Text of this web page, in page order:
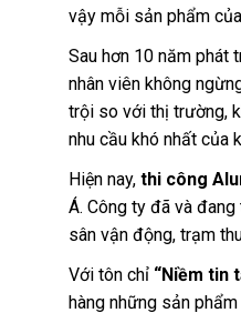
vậy mỗi sản phẩm
Sau hơn 10 năm phát
nhân viên không
trội so với thị trường,
nhu cầu khó nhất của
Hiện nay, thi công
Á. Công ty đã và
sân vận động, trạm
Với tôn chỉ “Niềm tin
hàng những sản